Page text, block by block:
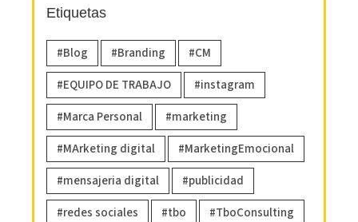
Etiquetas
Blog Branding
CM
EQUIPO DE TRABAJO
instagram
Marca Personal
marketing
MArketing digital
MarketingEmocional
mensajeria digital
publicidad
redes sociales
tbo
TboConsulting